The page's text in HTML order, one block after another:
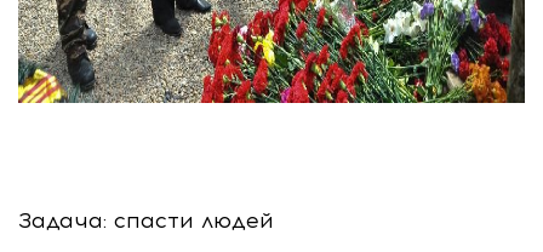
Задача: спасти людей